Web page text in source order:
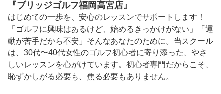
『ブリッジゴルフ福岡高宮店』
はじめての一歩を、安心のレッスンでサポートします！
「ゴルフに興味はあるけど、始めるきっかけがない」「運
動が苦手だから不安」そんなあなたのために。当スクール
は、30代〜40代女性のゴルフ初心者に寄り添った、やさ
しいレッスンを心がけています。初心者専門だからこそ、
恥ずかしがる必要も、焦る必要もありません。